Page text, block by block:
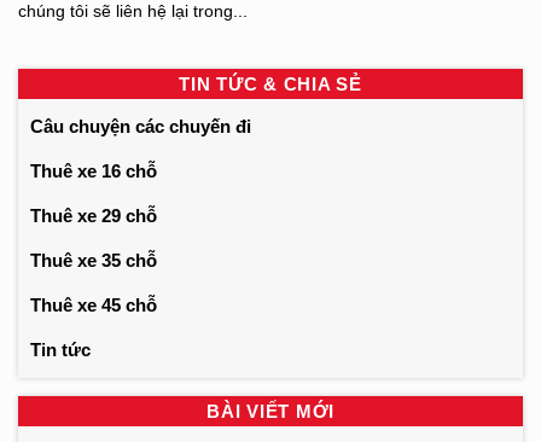
chúng tôi sẽ liên hệ lại trong...
TIN TỨC & CHIA SẺ
Câu chuyện các chuyến đi
Thuê xe 16 chỗ
Thuê xe 29 chỗ
Thuê xe 35 chỗ
Thuê xe 45 chỗ
Tin tức
BÀI VIẾT MỚI